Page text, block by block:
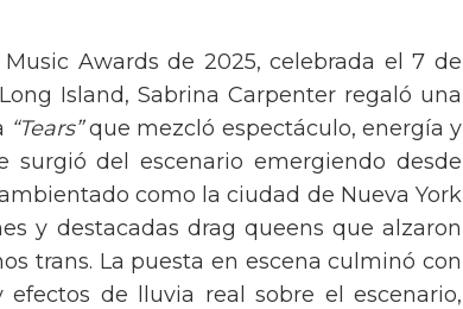
Awards de 2025, celebrada el 7 de
Island, Sabrina Carpenter regaló una
“Tears”que mezcló espectáculo, energía y
surgió del escenario emergiendo desde
como la ciudad de Nueva York
y destacadas drag queens que alzaron
trans. La puesta en escena culminó con
de lluvia real sobre el escenario,